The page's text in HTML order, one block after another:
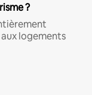
?
logements